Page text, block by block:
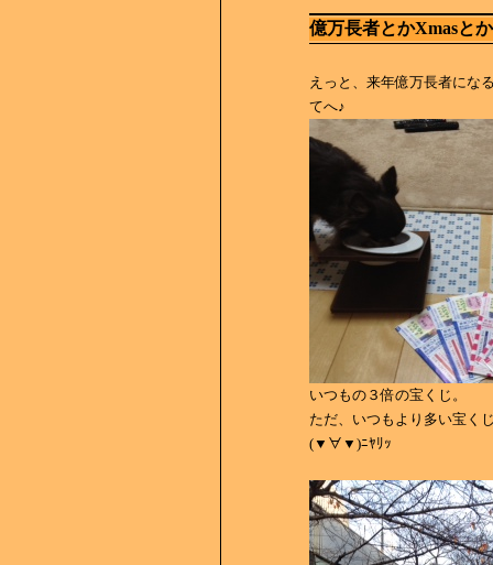
億万長者とかXmasと
えっと、来年億万長者にな
てへ♪
いつもの３倍の宝くじ。
ただ、いつもより多い宝く
(▼∀▼)ﾆﾔﾘｯ